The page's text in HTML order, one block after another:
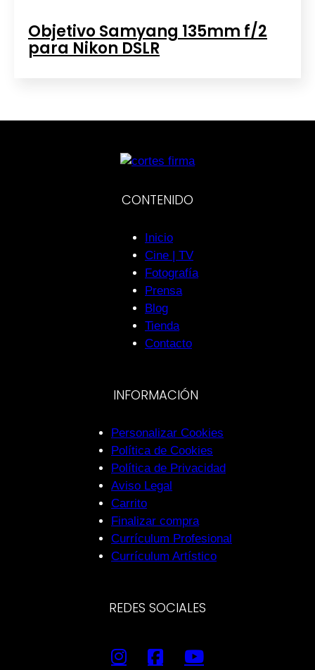
Objetivo Samyang 135mm f/2
para Nikon DSLR
CONTENIDO
Inicio
Cine | TV
Fotografía
Prensa
Blog
Tienda
Contacto
INFORMACIÓN
Personalizar Cookies
Política de Cookies
Política de Privacidad
Aviso Legal
Carrito
Finalizar compra
Currículum Profesional
Currículum Artístico
REDES SOCIALES